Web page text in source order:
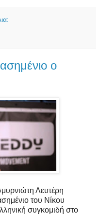
ο
Λευτέρη
του Νίκου
συγκομιδή στο